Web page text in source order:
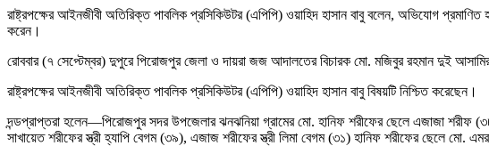
‎রাষ্ট্রপক্ষের আইনজীবী অতিরিক্ত পাবলিক প্রসিকিউটর (এপিপি) ওয়াহিদ হাসান বাবু বলেন, অভিযোগ
করেন।
রোববার (৭ সেপ্টেম্বর) দুপুরে পিরোজপুর জেলা ও দায়রা জজ আদালতের বিচারক মো. মজিবুর রহমান দুই
‎রাষ্ট্রপক্ষের আইনজীবী অতিরিক্ত পাবলিক প্রসিকিউটর (এপিপি) ওয়াহিদ হাসান বাবু বিষয়টি নিশ্চিত করেছেন।
‎দন্ডপ্রাপ্তরা হলেন—পিরোজপুর সদর উপজেলার ঝনঝনিয়া গ্রামের মো. হানিফ শরীফের ছেলে এজাজা
সাখায়েত শরীফের স্ত্রী হ্যাপি বেগম (৩৯), এজাজ শরীফের স্ত্রী লিমা বেগম (৩১) হানিফ শরীফের ছেলে